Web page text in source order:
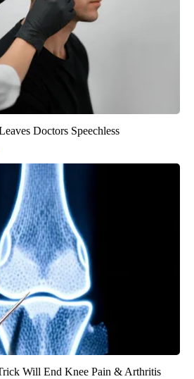
Doctors Speechless
Will End Knee Pain & Arthritis